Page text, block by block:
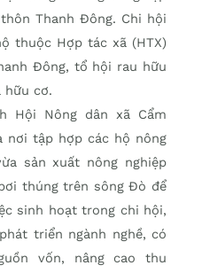
Thanh Đông. Chi hội
thuộc Hợp tác xã (HTX)
Đông, tổ hội rau hữu
hữu cơ.
Hội Nông dân xã Cẩm
nơi tập hợp các hộ nông
sản xuất nông nghiệp
thúng trên sông Đò để
sinh hoạt trong chi hội,
triển ngành nghề, có
vốn, nâng cao thu